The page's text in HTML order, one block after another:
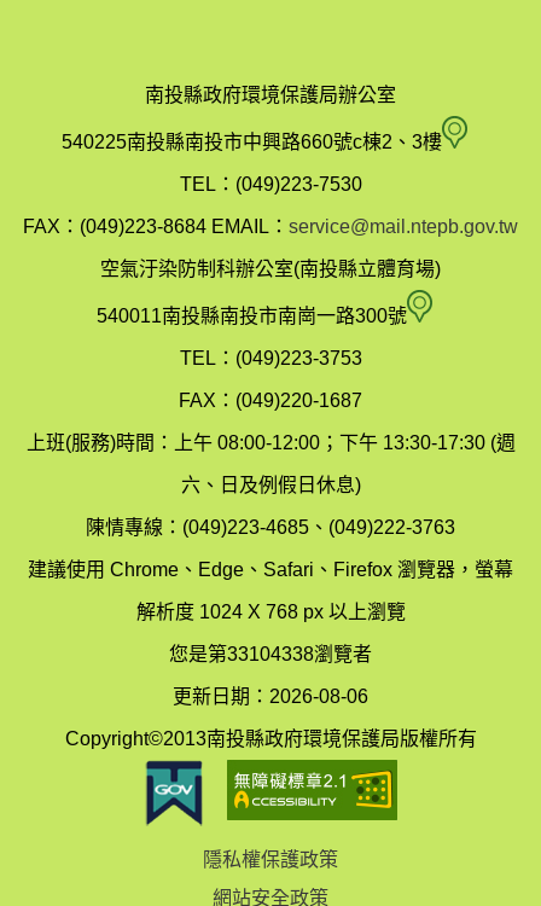
南投縣政府環境保護局辦公室
540225南投縣南投市中興路660號c棟2、3樓 南
縣
保
局
圖
TEL：(049)223-7530
FAX：(049)223-8684 EMAIL： service@mail.ntepb.gov.tw
空氣汙染防制科辦公室(南投縣立體育場)
540011南投縣南投市南崗一路300號 空
染
制
科
(南
TEL：(049)223-3753
FAX：(049)220-1687
上班(服務)時間：上午 08:00-12:00；下午 13:30-17:30 (週
六、日及例假日休息)
陳情專線：(049)223-4685、(049)222-3763
建議使用 Chrome、Edge、Safari、Firefox 瀏覽器，螢幕
解析度 1024 X 768 px 以上瀏覽
您是第33104338瀏覽者
更新日期：2026-08-06
Copyright©2013南投縣政府環境保護局版權所有
隱私權保護政策
網站安全政策